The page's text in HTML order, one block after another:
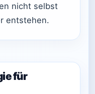
nicht selbst
entstehen.
für